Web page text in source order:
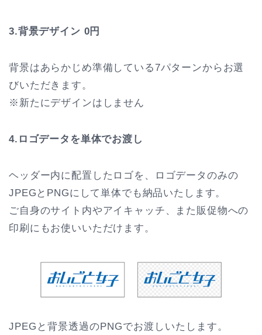
3.背景デザイン 0円
背景はあらかじめ準備している7パターンからお選
びいただきます。
※新たにデザインはしません
4.ロゴデータを単体でお渡し
ヘッダー内に配置したロゴを、ロゴデータのみの
JPEGとPNGにして単体でも納品いたします。
ご自身のサイト内やアイキャッチ、また販促物への
印刷にもお使いいただけます。
JPEGと背景透過のPNGでお渡しいたします。